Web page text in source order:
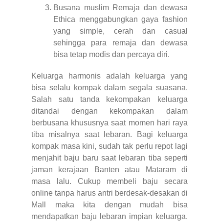
Busana muslim Remaja dan dewasa
Ethica menggabungkan gaya fashion
yang simple, cerah dan casual
sehingga para remaja dan dewasa
bisa tetap modis dan percaya diri.
Keluarga harmonis adalah keluarga yang
bisa selalu kompak dalam segala suasana.
Salah satu tanda kekompakan keluarga
ditandai dengan kekompakan dalam
berbusana khususnya saat momen hari raya
tiba misalnya saat lebaran. Bagi keluarga
kompak masa kini, sudah tak perlu repot lagi
menjahit baju baru saat lebaran tiba seperti
jaman kerajaan Banten atau Mataram di
masa lalu. Cukup membeli baju secara
online tanpa harus antri berdesak-desakan di
Mall maka kita dengan mudah bisa
mendapatkan baju lebaran impian keluarga.